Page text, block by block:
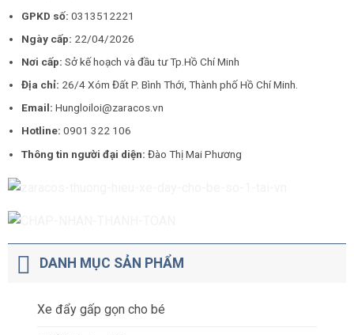
GPKD số:0313512221
Ngày cấp: 22/04/2026
Nơi cấp:Sở kế hoạch và đầu tư Tp.Hồ Chí Minh
Địa chỉ: 26/4 Xóm Đất P. Bình Thới, Thành phố Hồ Chí Minh.
Email:Hungloiloi@zaracos.vn
Hotline:0901 322 106
Thông tin người đại diện:Đào Thị Mai Phương
DANH MỤC SẢN PHẨM
Xe đẩy gấp gọn cho bé